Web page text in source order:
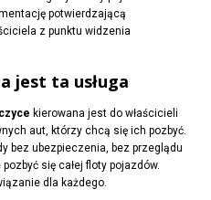
potwierdzającą
z punktu widzenia
jest ta usługa
kierowana jest do właścicieli
aut, którzy chcą się ich pozbyć.
bez ubezpieczenia, bez przeglądu
się całej floty pojazdów.
dla każdego.